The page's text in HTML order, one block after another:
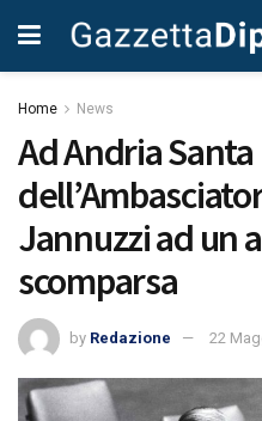
Home News
Ad Andria
Jannuzzi ad un
scomparsa
by Redazione 22